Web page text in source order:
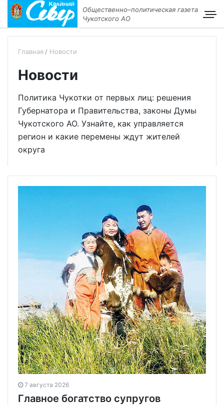
Общественно–политическая газета
Чукотского АО
Главная Новости
Новости
Политика Чукотки от первых лиц: решения
Губернатора и Правительства, законы Думы
Чукотского АО. Узнайте, как управляется
регион и какие перемены ждут жителей
округа
7 августа 2026
Главное богатство супругов